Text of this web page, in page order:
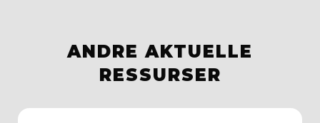
ANDRE AKTUELLE
RESSURSER